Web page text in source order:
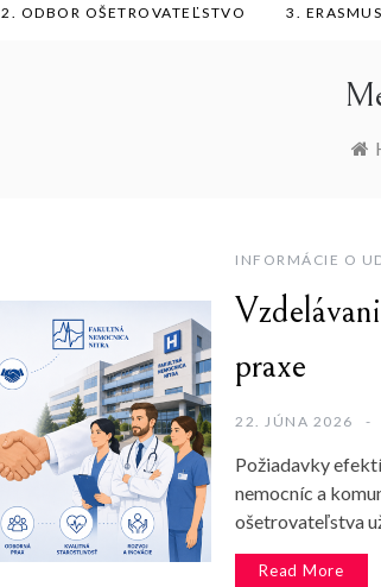
2. ODBOR OŠETROVATEĽSTVO 3.
INFORMÁCIE O
praxe
22. JÚNA 2026
Požiadavky
nemocníc a
ošetrovateľstva
Read More